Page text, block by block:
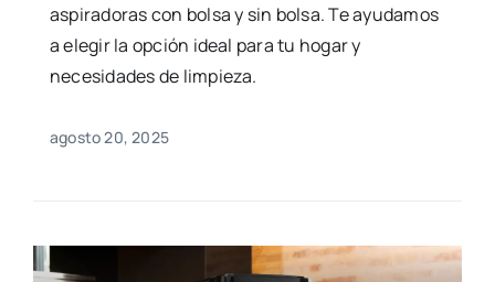
aspiradoras con bolsa y sin bolsa. Te ayudamos
a elegir la opción ideal para tu hogar y
necesidades de limpieza.
agosto 20, 2025